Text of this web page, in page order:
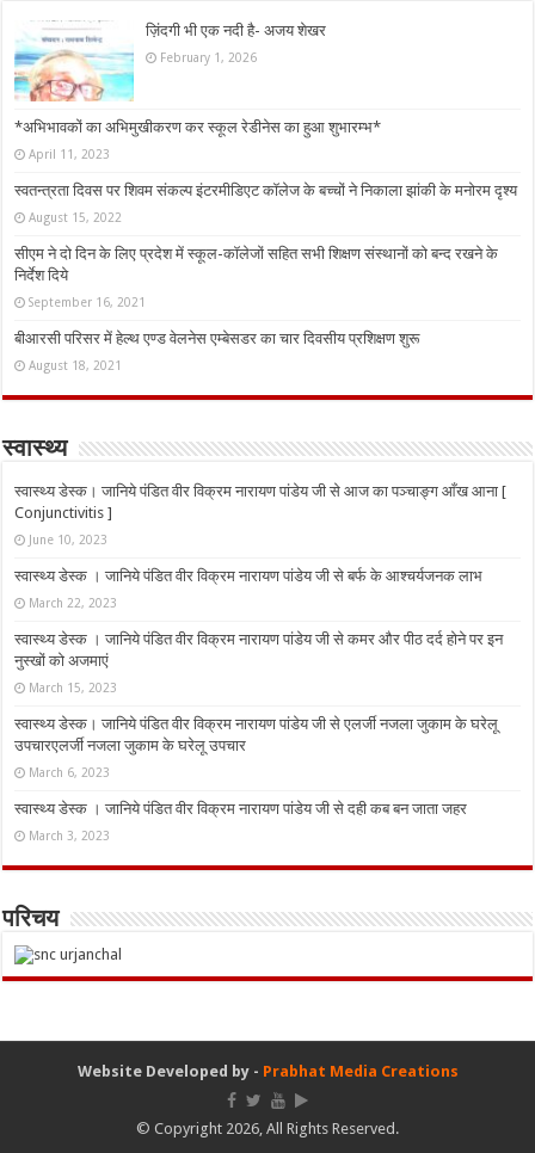
ज़िंदगी भी एक नदी है- अजय शेखर
February 1, 2026
*अभिभावकों का अभिमुखीकरण कर स्कूल रेडीनेस का हुआ शुभारम्भ*
April 11, 2023
स्वतन्त्रता दिवस पर शिवम संकल्प इंटरमीडिएट कॉलेज के बच्चों ने निकाला झांकी के मनोरम दृश्य
August 15, 2022
सीएम ने दो दिन के लिए प्रदेश में स्कूल-कॉलेजों सहित सभी शिक्षण संस्थानों को बन्द रखने के
निर्देश दिये
September 16, 2021
बीआरसी परिसर में हेल्थ एण्ड वेलनेस एम्बेसडर का चार दिवसीय प्रशिक्षण शुरू
August 18, 2021
स्वास्थ्य
स्वास्थ्य डेस्क। जानिये पंडित वीर विक्रम नारायण पांडेय जी से आज का पञ्चाङ्ग आँख आना [
Conjunctivitis ]
June 10, 2023
स्वास्थ्य डेस्क । जानिये पंडित वीर विक्रम नारायण पांडेय जी से बर्फ के आश्चर्यजनक लाभ
March 22, 2023
स्वास्थ्य डेस्क । जानिये पंडित वीर विक्रम नारायण पांडेय जी से कमर और पीठ दर्द होने पर इन
नुस्‍खों को अजमाएं
March 15, 2023
स्वास्थ्य डेस्क। जानिये पंडित वीर विक्रम नारायण पांडेय जी से एलर्जी नजला जुकाम के घरेलू
उपचारएलर्जी नजला जुकाम के घरेलू उपचार
March 6, 2023
स्वास्थ्य डेस्क । जानिये पंडित वीर विक्रम नारायण पांडेय जी से दही कब बन जाता जहर
March 3, 2023
परिचय
Website Developed by - Prabhat Media Creations
© Copyright 2026, All Rights Reserved.